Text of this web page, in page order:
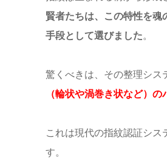
賢者たちは、この特性を魂
手段として選びました。
驚くべきは、その整理シス
（輪状や渦巻き状など）
これは現代の指紋認証シス
す。